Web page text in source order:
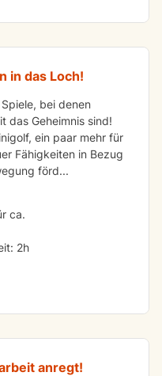
in das Loch!
bei denen
das Geheimnis sind!
ein paar mehr für
Fähigkeiten in Bezug
förd...
ca.
2h
anregt!